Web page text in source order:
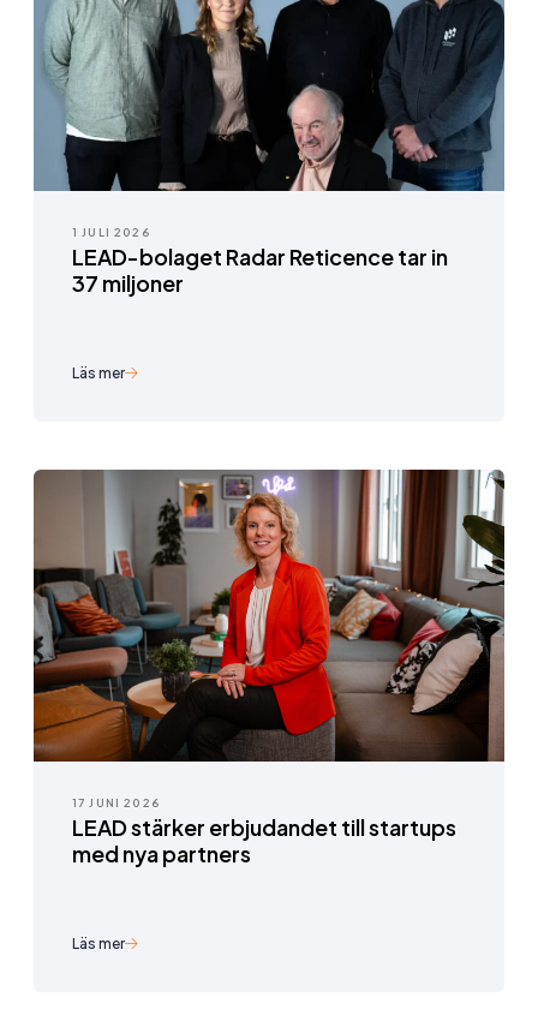
1 JULI 2026
LEAD-bolaget Radar Reticence tar in
37 miljoner
Läs mer
17 JUNI 2026
LEAD stärker erbjudandet till startups
med nya partners
Läs mer